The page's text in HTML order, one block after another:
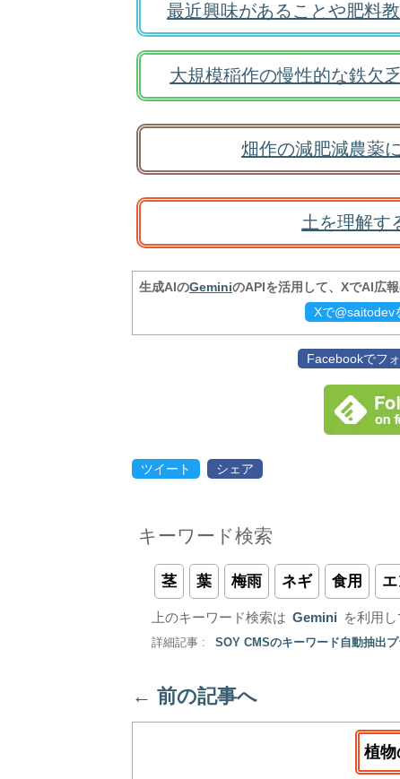
最近興味があることや肥料
大規模稲作の慢性的な鉄欠
畑作の減肥減農薬
土を理解す
生成AIのGeminiのAPIを活用して、XでAI広
Xで@saitodev
Facebookでフ
ツイート シェア
キーワード検索
茎 葉 梅雨 ネギ 食用
上のキーワード検索は Gemini を利用
詳細記事 : SOY CMSのキーワード自動抽出
← 前の記事へ
植物